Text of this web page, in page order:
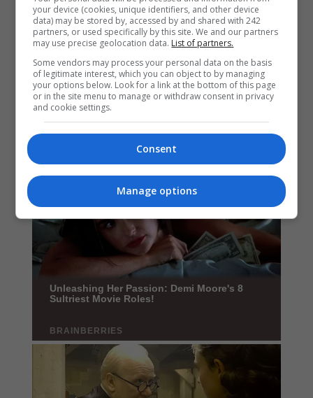
your device (cookies, unique identifiers, and other device
data) may be stored by, accessed by and shared with 242
partners, or used specifically by this site. We and our partners
may use precise geolocation data. List of partners.
Some vendors may process your personal data on the basis
of legitimate interest, which you can object to by managing
your options below. Look for a link at the bottom of this page
or in the site menu to manage or withdraw consent in privacy
and cookie settings.
Consent
Manage options